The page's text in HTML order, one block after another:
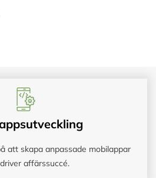
att skapa anpassade mobilappar
affärssuccé.